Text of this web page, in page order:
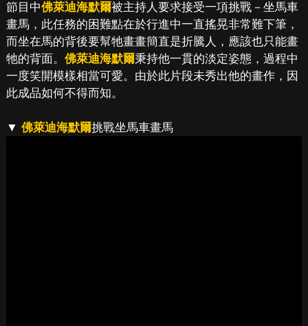
節目中佛萊迪海默爾被主持人要求接受一項挑戰－坐馬車
畫馬，此任務的困難點在於行進中一直搖晃非常難下筆，
而坐在馬的背後要幫牠畫畫簡直是折騰人，應該也只能畫
牠的背面。 佛萊迪海默爾秉持他一貫的淡定姿態，過程中
一度笑開模樣相當可愛。由於此片段未秀出他的畫作，因
此成品如何不得而知。
▼ 佛萊迪海默爾挑戰坐馬車畫馬